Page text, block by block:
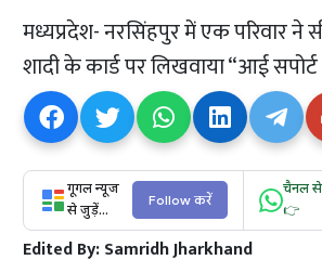
मध्यप्रदेश- नरसिंहपुर में एक परिवार ने
शादी के कार्ड पर लिखवाया “आई
गूगल न्यूज
से जुड़ें...
Follow करें
चैनल
👉
Edited By:Samridh Jharkhand